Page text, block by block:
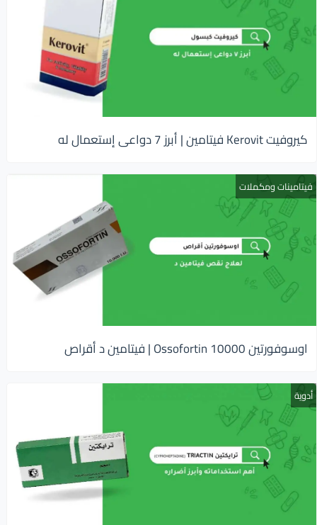
كيروفيت Kerovit فيتامين | أبرز 7 دواعى إستعمال له
فيتامينات ومكملات
اوسوفورتين 10000 Ossofortin | فيتامين د أقراص
أدوية